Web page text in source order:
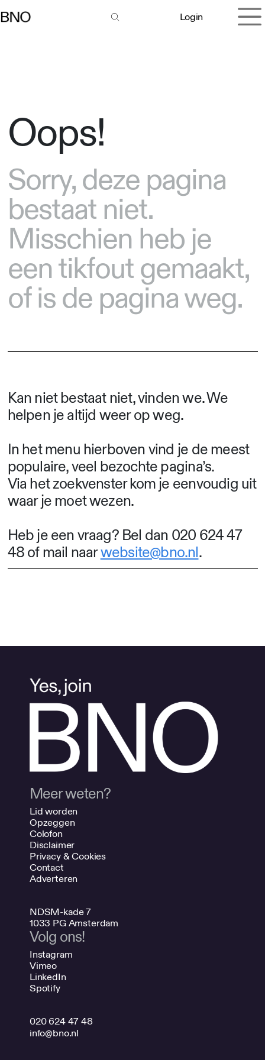
Login
Oops!
Sorry, deze pagina
bestaat niet.
Misschien heb je
een tikfout gemaakt,
of is de pagina weg.
Kan niet bestaat niet, vinden we. We
helpen je altijd weer op weg.
In het menu hierboven vind je de meest
populaire, veel bezochte pagina’s.
Via het zoekvenster kom je eenvoudig uit
waar je moet wezen.
Heb je een vraag? Bel dan 020 624 47
48 of mail naarwebsite@bno.nl.
Meer weten?
Lid worden
Opzeggen
Colofon
Disclaimer
Privacy & Cookies
Contact
Adverteren
NDSM-kade 7
1033 PG Amsterdam
Volg ons!
Instagram
Vimeo
LinkedIn
Spotify
020 624 47 48
info@bno.nl